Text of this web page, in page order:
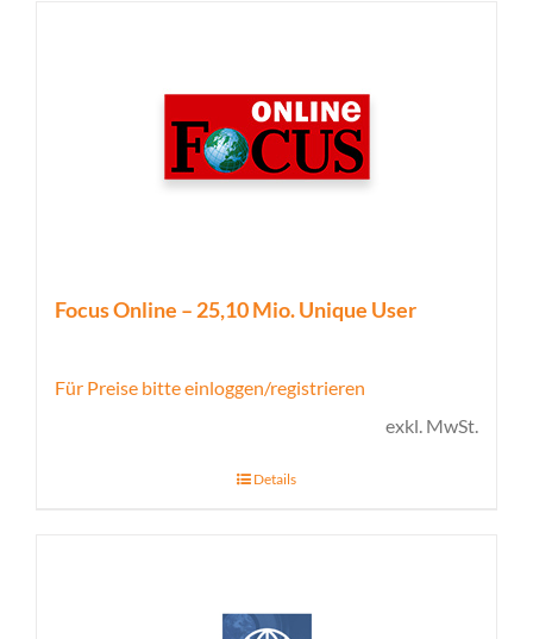
Focus Online – 25,10 Mio. Unique User
Für Preise bitte einloggen/registrieren
exkl. MwSt.
Details